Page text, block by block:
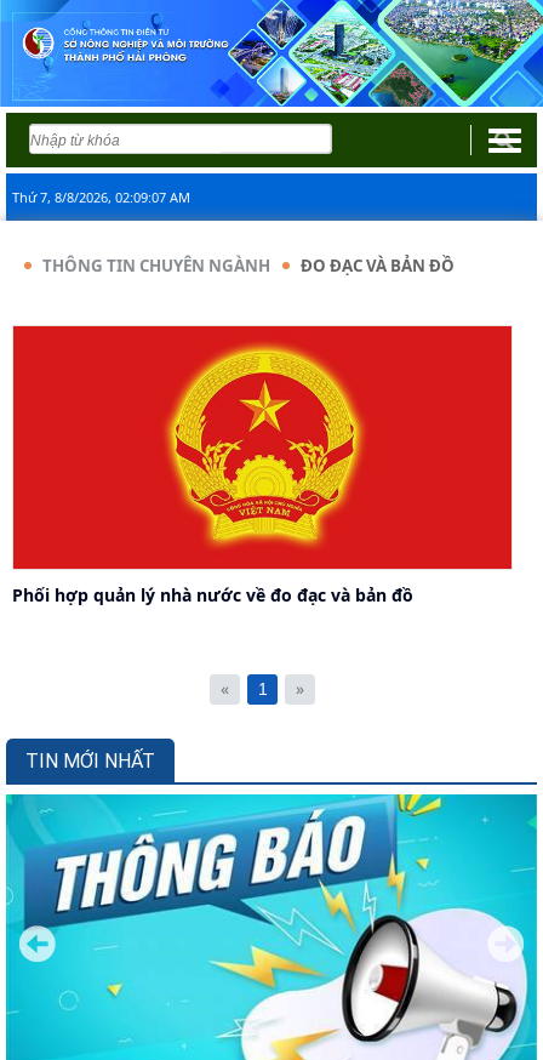
Thứ 7, 8/8/2026, 02:09:07 AM
THÔNG TIN CHUYÊN NGÀNH ĐO ĐẠC VÀ BẢN ĐỒ
Phối hợp quản lý nhà nước về đo đạc và bản đồ
« 1 »
TIN MỚI NHẤT